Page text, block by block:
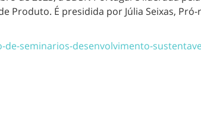
Produto. É presidida por Júlia Seixas,
seminarios-desenvolvimento-